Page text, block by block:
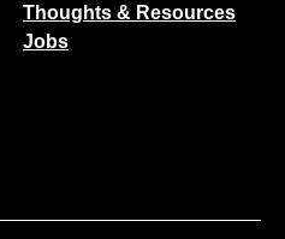
Thoughts & Resources
Jobs